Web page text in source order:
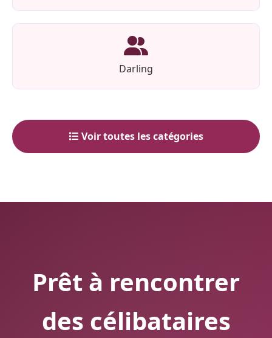
Darling
Voir toutes les catégories
Prêt à rencontrer
des célibataires